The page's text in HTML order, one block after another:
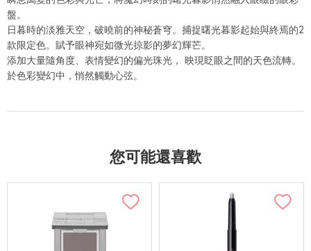
盤。
日暮時的淡雅天空，破曉前的神秘蒼穹。捕捉曙光暮影起始與終焉的2
款限定色。賦予眼神宛如微光掠影的夢幻輝芒。
添加大量隨角度、表情變幻的偏光珠光， 映現眨眼之間的天色流轉。
於色彩變幻中，悄然觸動心弦。
您可能還喜歡